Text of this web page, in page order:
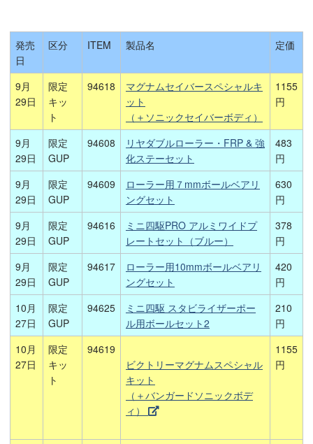
発売
日
区分 ITEM 製品名 定価
9月
29日
限定
キッ
ト
94618
マグナムセイバースペシャルキ
ット
（＋ソニックセイバーボディ）
1155
円
9月
29日
限定
GUP
94608
リヤダブルローラー・FRP & 強
化ステーセット
483
円
9月
29日
限定
GUP
94609
ローラー用７mmボールベアリ
ングセット
630
円
9月
29日
限定
GUP
94616
ミニ四駆PRO アルミワイドプ
レートセット（ブルー）
378
円
9月
29日
限定
GUP
94617
ローラー用10mmボールベアリ
ングセット
420
円
10月
27日
限定
GUP
94625
ミニ四駆 スタビライザーポー
ル用ボールセット2
210
円
10月
27日
限定
キッ
ト
94619
ビクトリーマグナムスペシャル
キット
（＋バンガードソニックボデ
ィ）
1155
円